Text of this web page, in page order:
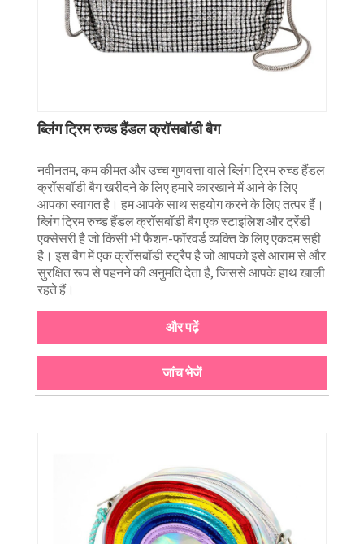
ब्लिंग ट्रिम रुच्ड हैंडल क्रॉसबॉडी बैग
नवीनतम, कम कीमत और उच्च गुणवत्ता वाले ब्लिंग ट्रिम रुच्ड हैंडल
क्रॉसबॉडी बैग खरीदने के लिए हमारे कारखाने में आने के लिए
आपका स्वागत है। हम आपके साथ सहयोग करने के लिए तत्पर हैं।
ब्लिंग ट्रिम रुच्ड हैंडल क्रॉसबॉडी बैग एक स्टाइलिश और ट्रेंडी
एक्सेसरी है जो किसी भी फैशन-फॉरवर्ड व्यक्ति के लिए एकदम सही
है। इस बैग में एक क्रॉसबॉडी स्ट्रैप है जो आपको इसे आराम से और
सुरक्षित रूप से पहनने की अनुमति देता है, जिससे आपके हाथ खाली
रहते हैं।
और पढ़ें
जांच भेजें